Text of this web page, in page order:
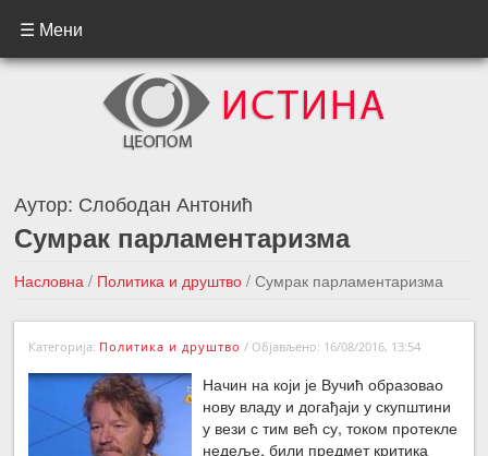
☰ Мени
Аутор: Слободан Антонић
Сумрак парламентаризма
Насловна / Политика и друштво / Сумрак парламентаризма
←Претходна вест
Следећа вест →
Категорија: Политика и друштво / Објављено: 16/08/2016, 13:54
Начин на који је Вучић образовао
нову владу и догађаји у скупштини
у вези с тим већ су, током протекле
недеље, били предмет критика